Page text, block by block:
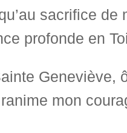
sacrifice
profonde en
Geneviève,
mon